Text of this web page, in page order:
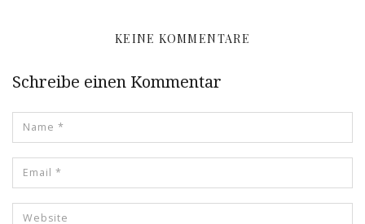
KEINE KOMMENTARE
Schreibe einen Kommentar